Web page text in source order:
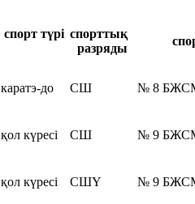
cпорт түрі cпорттық
разряды
каратэ-до СШ № 8
қол күресі СШ № 9
қол күресі СШҮ № 9